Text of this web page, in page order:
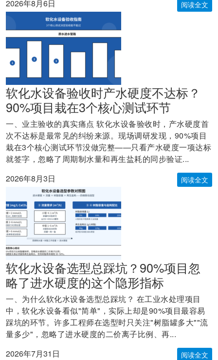
2026年8月6日
阅读全文
软化水设备验收时产水硬度不达标？
90%项目栽在3个核心测试环节
一、业主验收的真实痛点 软化水设备验收时，产水硬度首
次不达标是最常见的纠纷来源。现场调研发现，90%项目
栽在3个核心测试环节没做完整——只看产水硬度一项达标
就签字，忽略了周期制水量和再生盐耗的同步验证...
2026年8月3日
阅读全文
软化水设备选型总踩坑？90%项目忽
略了进水硬度的这个隐形指标
一、为什么软化水设备选型总踩坑？ 在工业水处理项目
中，软化水设备看似"简单"，实际上却是90%项目最容易
踩坑的环节。许多工程师在选型时只关注"树脂罐多大""流
量多少"，忽略了进水硬度的二价离子比例、再...
2026年7月31日
阅读全文